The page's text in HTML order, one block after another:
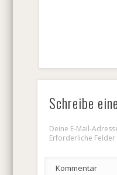
Schreibe
Deine E-Mail-
Erforderliche
Kommentar